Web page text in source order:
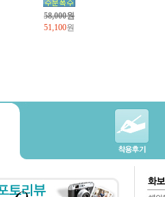
58,000원
51,100원